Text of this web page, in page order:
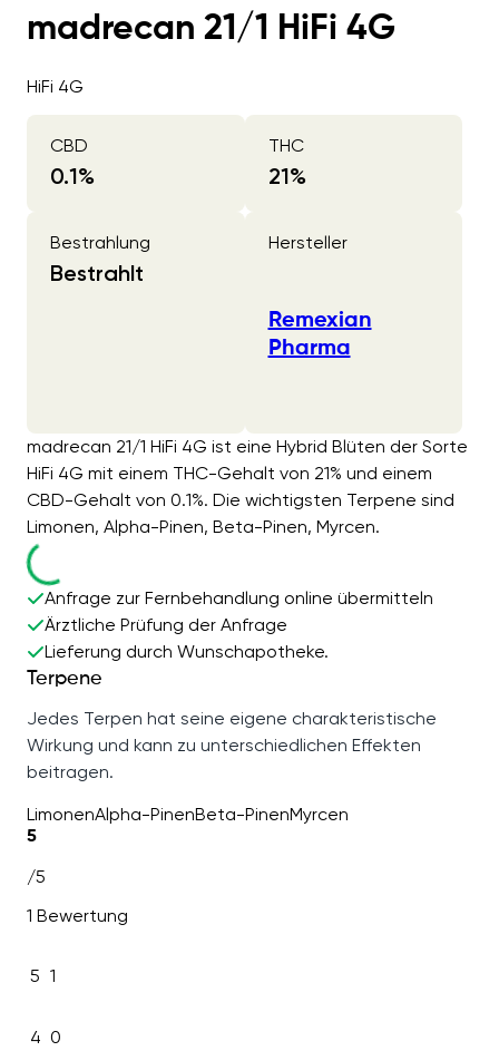
madrecan 21/1 HiFi 4G
HiFi 4G
CBD
0.1%
THC
21%
Bestrahlung
Bestrahlt
Hersteller
Remexian
Pharma
madrecan 21/1 HiFi 4G ist eine Hybrid Blüten der Sorte
HiFi 4G mit einem THC-Gehalt von 21% und einem
CBD-Gehalt von 0.1%. Die wichtigsten Terpene sind
Limonen, Alpha-Pinen, Beta-Pinen, Myrcen.
Anfrage zur Fernbehandlung online übermitteln
Ärztliche Prüfung der Anfrage
Lieferung durch Wunschapotheke.
Terpene
Jedes Terpen hat seine eigene charakteristische
Wirkung und kann zu unterschiedlichen Effekten
beitragen.
LimonenAlpha-PinenBeta-PinenMyrcen
5
/5
1 Bewertung
5 1
4 0